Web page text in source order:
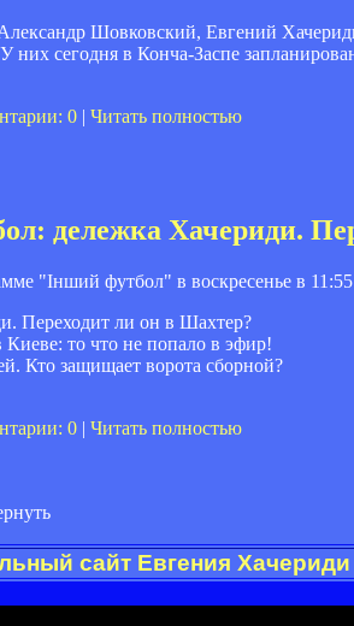
Шовковский, Евгений
них сегодня в Конча-Заспе
0 | Читать полностью
дележка Хачериди.
"Інший футбол" в воскресенье в
Переходит ли он в Шахтер?
Киеве: то что не попало в эфир!
Кто защищает ворота сборной?
0 | Читать полностью
сайт Евгения